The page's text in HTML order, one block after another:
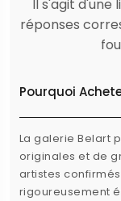
Il s'agit d'une
réponses
Pourquoi
La galerie Belart
originales et de
artistes
rigoureusement